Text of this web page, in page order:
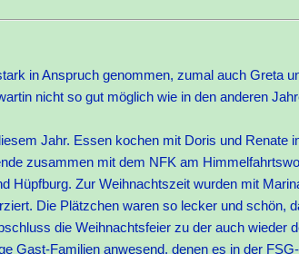
in Anspruch genommen, zumal auch Greta
nicht so gut möglich wie in den anderen
Jahr. Essen kochen mit Doris und Renate
zusammen mit dem NFK am
Hüpfburg. Zur Weihnachtszeit wurden mit
Die Plätzchen waren so lecker und schön,
die Weihnachtsfeier zu der auch wieder
Gast-Familien anwesend, denen es in der